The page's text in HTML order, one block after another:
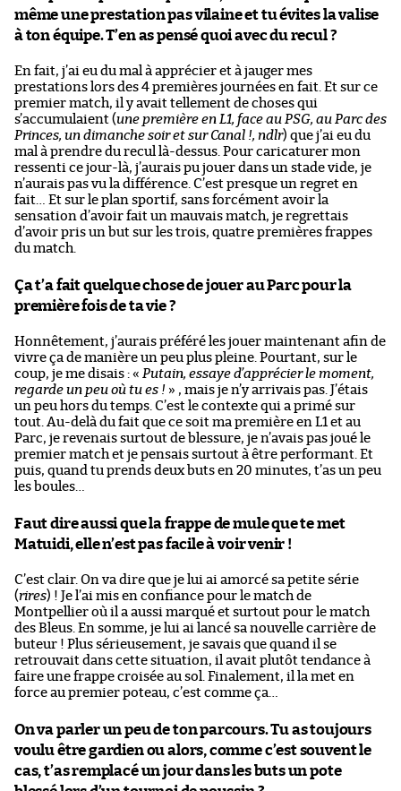
même une prestation pas vilaine et tu évites la valise
à ton équipe. T’en as pensé quoi avec du recul ?
En fait, j’ai eu du mal à apprécier et à jauger mes
prestations lors des 4 premières journées en fait. Et sur ce
premier match, il y avait tellement de choses qui
s’accumulaient (une première en L1, face au PSG, au Parc des
Princes, un dimanche soir et sur Canal !, ndlr) que j’ai eu du
mal à prendre du recul là-dessus. Pour caricaturer mon
ressenti ce jour-là, j’aurais pu jouer dans un stade vide, je
n’aurais pas vu la différence. C’est presque un regret en
fait… Et sur le plan sportif, sans forcément avoir la
sensation d’avoir fait un mauvais match, je regrettais
d’avoir pris un but sur les trois, quatre premières frappes
du match.
Ça t’a fait quelque chose de jouer au Parc pour la
première fois de ta vie ?
Honnêtement, j’aurais préféré les jouer maintenant afin de
vivre ça de manière un peu plus pleine. Pourtant, sur le
coup, je me disais : « Putain, essaye d’apprécier le moment,
regarde un peu où tu es ! » , mais je n’y arrivais pas. J’étais
un peu hors du temps. C’est le contexte qui a primé sur
tout. Au-delà du fait que ce soit ma première en L1 et au
Parc, je revenais surtout de blessure, je n’avais pas joué le
premier match et je pensais surtout à être performant. Et
puis, quand tu prends deux buts en 20 minutes, t’as un peu
les boules…
Faut dire aussi que la frappe de mule que te met
Matuidi, elle n’est pas facile à voir venir !
C’est clair. On va dire que je lui ai amorcé sa petite série
(rires) ! Je l’ai mis en confiance pour le match de
Montpellier où il a aussi marqué et surtout pour le match
des Bleus. En somme, je lui ai lancé sa nouvelle carrière de
buteur ! Plus sérieusement, je savais que quand il se
retrouvait dans cette situation, il avait plutôt tendance à
faire une frappe croisée au sol. Finalement, il la met en
force au premier poteau, c’est comme ça…
On va parler un peu de ton parcours. Tu as toujours
voulu être gardien ou alors, comme c’est souvent le
cas, t’as remplacé un jour dans les buts un pote